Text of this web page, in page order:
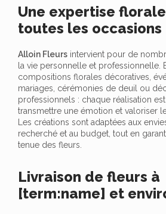
Une expertise
toutes les occasions
Alloin Fleurs intervient pour de
la vie personnelle et professionnelle.
compositions florales décoratives,
mariages, cérémonies de deuil ou
professionnels : chaque réalisation
transmettre une émotion et valoriser
Les créations sont adaptées aux
recherché et au budget, tout en
tenue des fleurs.
Livraison de fleurs à
[term:name] et